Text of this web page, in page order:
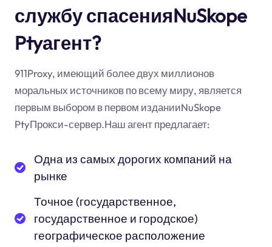
службу спасенияNuSkope
Ptyагент?
911Proxy, имеющий более двух миллионов
моральных источников по всему миру, является
первым выбором в первом изданииNuSkope
PtyПрокси-сервер.Наш агент предлагает:
Одна из самых дорогих компаний на
рынке
Точное (государственное,
государственное и городское)
географическое расположение